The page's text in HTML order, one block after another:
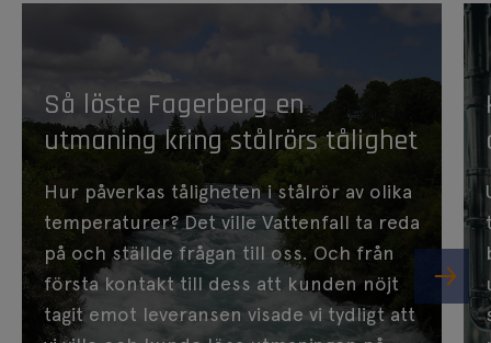
Så löste Fagerberg en
utmaning kring stålrörs tålighet
Hur påverkas tåligheten i stålrör av olika
temperaturer? Det ville Vattenfall ta reda
på och ställde frågan till oss. Och från
första kontakt till dess att kunden nöjt
tagit emot leveransen visade vi tydligt att